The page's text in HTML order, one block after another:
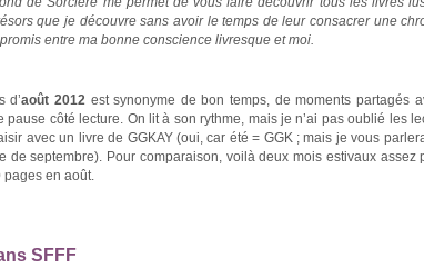
que je découvre sans avoir le temps de leur consacrer une
entre ma bonne conscience livresque et moi.
d’août 2012est synonyme de bon temps, de moments partagés
pause côté lecture. On lit à son rythme, mais je n’ai pas oublié les
avec un livre de GGKAY (oui, car été = GGK ; mais je vous
de septembre). Pour comparaison, voilà deux mois estivaux
pages en août.
SFFF